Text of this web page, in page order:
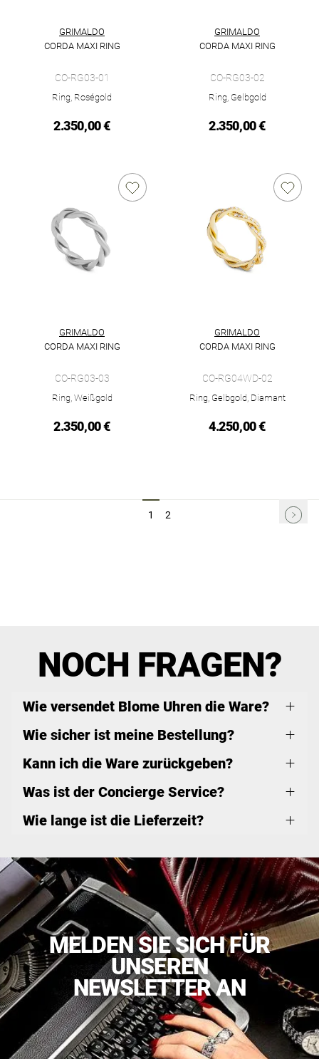
GRIMALDO
CORDA MAXI RING
CO-RG03-01
Ring, Roségold
2.350,00 €
GRIMALDO
CORDA MAXI RING
CO-RG03-02
Ring, Gelbgold
2.350,00 €
GRIMALDO
CORDA MAXI RING
CO-RG03-03
Ring, Weißgold
2.350,00 €
GRIMALDO
CORDA MAXI RING
CO-RG04WD-02
Ring, Gelbgold, Diamant
4.250,00 €
1 2
NOCH FRAGEN?
Wie versendet Blome Uhren die Ware?
Wie sicher ist meine Bestellung?
Kann ich die Ware zurückgeben?
Was ist der Concierge Service?
Wie lange ist die Lieferzeit?
MELDEN SIE SICH FÜR
UNSEREN
NEWSLETTER AN